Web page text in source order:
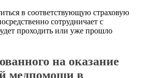
в соответствующую страховую
сотрудничает с
проходить или уже прошло
на оказание
медпомощи в